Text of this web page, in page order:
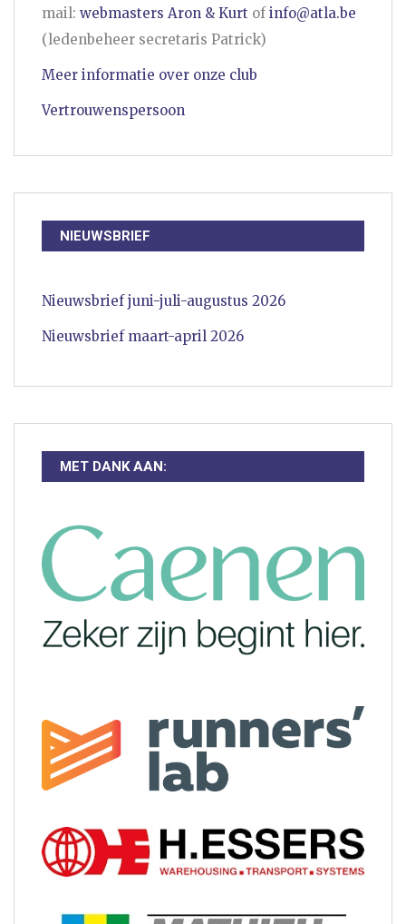
mail: webmasters Aron & Kurt of info@atla.be
(ledenbeheer secretaris Patrick)
Meer informatie over onze club
Vertrouwenspersoon
NIEUWSBRIEF
Nieuwsbrief juni-juli-augustus 2026
Nieuwsbrief maart-april 2026
MET DANK AAN: